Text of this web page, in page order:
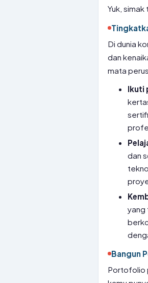
Yuk,
Di dunia
dan
mata
Ikuti
dan
yang
Bangun
Portofolio